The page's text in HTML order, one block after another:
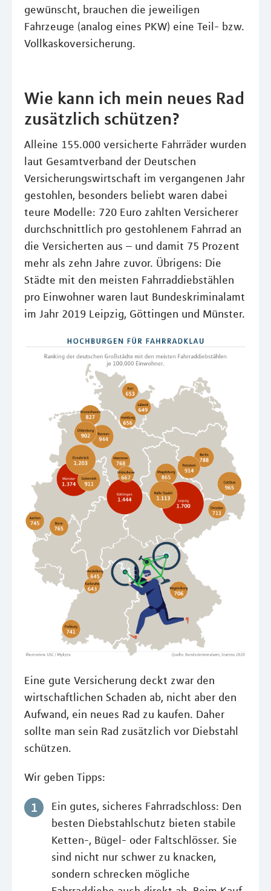
gewünscht, brauchen die jeweiligen
Fahrzeuge (analog eines PKW) eine Teil- bzw.
Vollkaskoversicherung.
Wie kann ich mein neues Rad
zusätzlich schützen?
Alleine 155.000 versicherte Fahrräder wurden
laut Gesamtverband der Deutschen
Versicherungswirtschaft im vergangenen Jahr
gestohlen, besonders beliebt waren dabei
teure Modelle: 720 Euro zahlten Versicherer
durchschnittlich pro gestohlenem Fahrrad an
die Versicherten aus – und damit 75 Prozent
mehr als zehn Jahre zuvor. Übrigens: Die
Städte mit den meisten Fahrraddiebstählen
pro Einwohner waren laut Bundeskriminalamt
im Jahr 2019 Leipzig, Göttingen und Münster.
Eine gute Versicherung deckt zwar den
wirtschaftlichen Schaden ab, nicht aber den
Aufwand, ein neues Rad zu kaufen. Daher
sollte man sein Rad zusätzlich vor Diebstahl
schützen.
Wir geben Tipps:
Ein gutes, sicheres Fahrradschloss: Den
besten Diebstahlschutz bieten stabile
Ketten-, Bügel- oder Faltschlösser. Sie
sind nicht nur schwer zu knacken,
sondern schrecken mögliche